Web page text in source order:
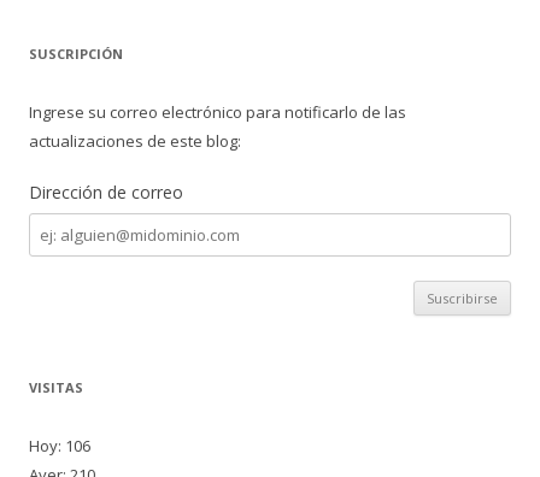
SUSCRIPCIÓN
Ingrese su correo electrónico para notificarlo de las
actualizaciones de este blog:
Dirección de correo
Dirección
de
correo
VISITAS
Hoy: 106